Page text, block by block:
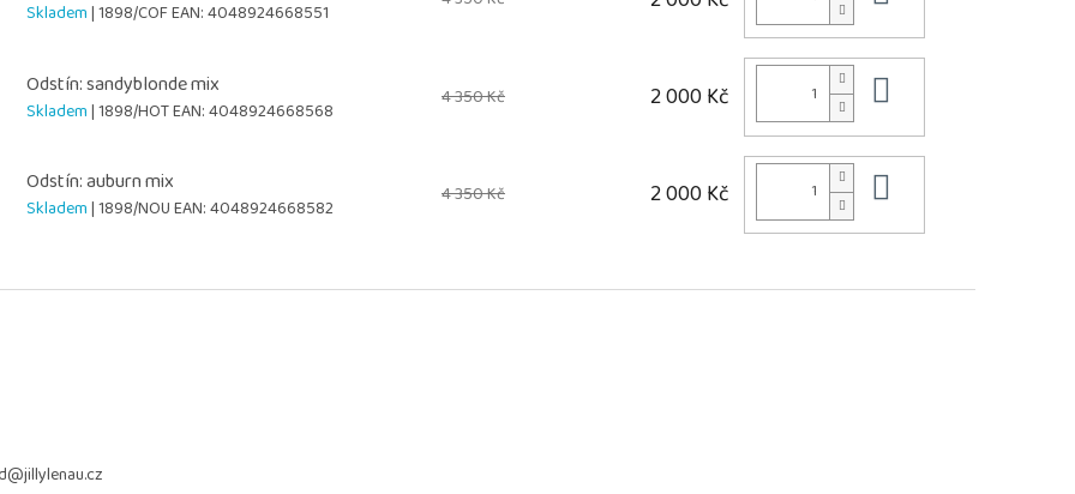
Skladem| 1898/COFEAN:4048924668551
Odstín: sandyblonde mix
Skladem| 1898/HOTEAN:4048924668568
4 350 Kč 2 000 Kč
Odstín: auburn mix
Skladem| 1898/NOUEAN:4048924668582
4 350 Kč 2 000 Kč
@jillylenau.cz